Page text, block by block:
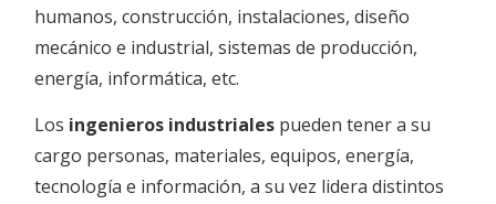
humanos, construcción, instalaciones, diseño
mecánico e industrial, sistemas de producción,
energía, informática, etc.
Los ingenieros industriales pueden tener a su
cargo personas, materiales, equipos, energía,
tecnología e información, a su vez lidera distintos